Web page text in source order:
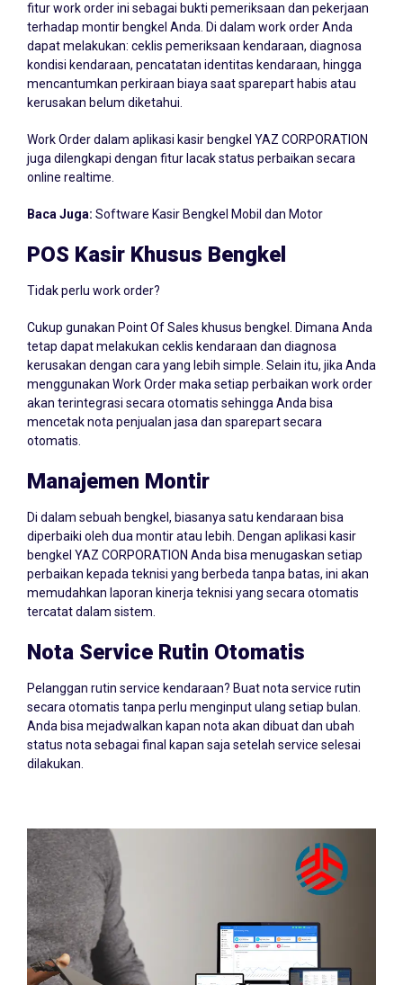
fitur work order ini sebagai bukti pemeriksaan dan pekerjaan
terhadap montir bengkel Anda. Di dalam work order Anda
dapat melakukan: ceklis pemeriksaan kendaraan, diagnosa
kondisi kendaraan, pencatatan identitas kendaraan, hingga
mencantumkan perkiraan biaya saat sparepart habis atau
kerusakan belum diketahui.
Work Order dalam aplikasi kasir bengkel YAZ CORPORATION
juga dilengkapi dengan fitur lacak status perbaikan secara
online realtime.
Baca Juga: Software Kasir Bengkel Mobil dan Motor
POS Kasir Khusus Bengkel
Tidak perlu work order?
Cukup gunakan Point Of Sales khusus bengkel. Dimana Anda
tetap dapat melakukan ceklis kendaraan dan diagnosa
kerusakan dengan cara yang lebih simple. Selain itu, jika Anda
menggunakan Work Order maka setiap perbaikan work order
akan terintegrasi secara otomatis sehingga Anda bisa
mencetak nota penjualan jasa dan sparepart secara
otomatis.
Manajemen Montir
Di dalam sebuah bengkel, biasanya satu kendaraan bisa
diperbaiki oleh dua montir atau lebih. Dengan aplikasi kasir
bengkel YAZ CORPORATION Anda bisa menugaskan setiap
perbaikan kepada teknisi yang berbeda tanpa batas, ini akan
memudahkan laporan kinerja teknisi yang secara otomatis
tercatat dalam sistem.
Nota Service Rutin Otomatis
Pelanggan rutin service kendaraan? Buat nota service rutin
secara otomatis tanpa perlu menginput ulang setiap bulan.
Anda bisa mejadwalkan kapan nota akan dibuat dan ubah
status nota sebagai final kapan saja setelah service selesai
dilakukan.